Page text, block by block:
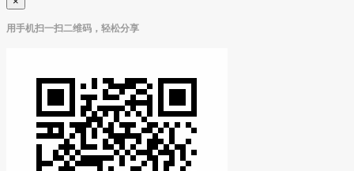
用手机扫一扫二维码，轻松分享